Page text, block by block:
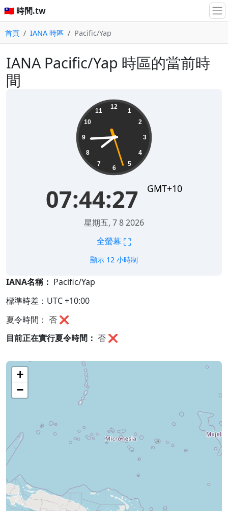
🇹🇼 時間.tw
首頁 IANA 時區 Pacific/Yap
IANA Pacific/Yap 時區的當前時
間
12
1
2
3
4
5
6
7
8
9
10
11
07:44:27 GMT+10
星期五, 7 8 2026
全螢幕 ⛶
顯示 12 小時制
IANA名稱： Pacific/Yap
標準時差：UTC +10:00
夏令時間： 否 ❌
目前正在實行夏令時間： 否 ❌
+
−